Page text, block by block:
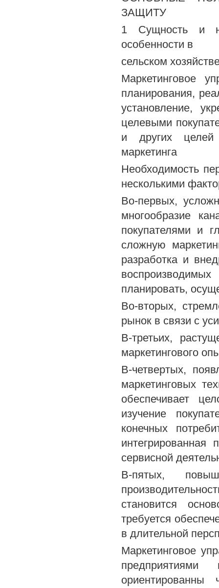
ЗАЩИТУ
1 Сущность и
особенности в
сельском
Маркетинговое
планирования,
установление,
целевыми
и других целей
маркетинга
Необходимость
несколькими
Во-первых,
многообразие
покупателями и
сложную
разработка и
планировать,
Во-вторых,
рынок в связи с
В-третьих,
маркетингового
В-четвертых,
маркетинговых
обеспечивает
изучение
конечных
сервисной
В-пятых,
становится
требуется
в длительной
Маркетинговое